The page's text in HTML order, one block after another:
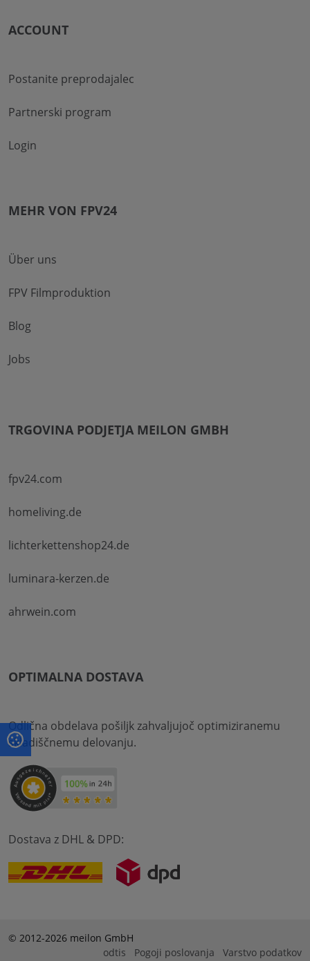
ACCOUNT
Postanite preprodajalec
Partnerski program
Login
MEHR VON FPV24
Über uns
FPV Filmproduktion
Blog
Jobs
TRGOVINA PODJETJA MEILON GMBH
fpv24.com
homeliving.de
lichterkettenshop24.de
luminara-kerzen.de
ahrwein.com
OPTIMALNA DOSTAVA
Odlična obdelava pošiljk zahvaljujoč optimiziranemu
skladiščnemu delovanju.
Dostava z DHL & DPD:
© 2012-2026 meilon GmbH
odtis
Pogoji poslovanja Varstvo podatkov